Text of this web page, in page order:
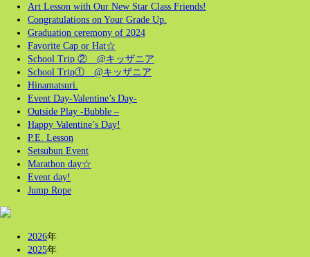
Art Lesson with Our New Star Class Friends!
Congratulations on Your Grade Up.
Graduation ceremony of 2024
Favorite Cap or Hat☆
School Trip ② @キッザニア
School Trip① @キッザニア
Hinamatsuri.
Event Day-Valentine’s Day-
Outside Play -Bubble –
Happy Valentine’s Day!
P.E. Lesson
Setsubun Event
Marathon day☆
Event day!
Jump Rope
2026年
2025年